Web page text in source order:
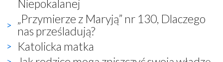
Niepokalanej
„Przymierze z Maryją” nr 130, Dlaczego
nas prześladują?
Katolicka matka